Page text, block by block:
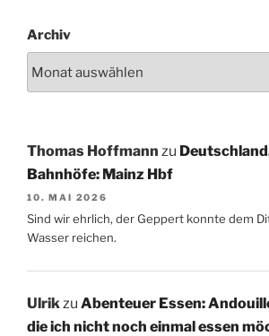
Archiv
Thomas Hoffmann zu
Bahnhöfe: Mainz Hbf
10. MAI 2026
Sind wir ehrlich, der Geppert konnte dem
Wasser reichen.
Ulrik zu Abenteuer Essen:
die ich nicht noch einmal essen